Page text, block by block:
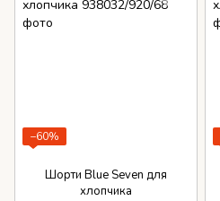
−60%
Шорти Blue Seven для
хлопчика